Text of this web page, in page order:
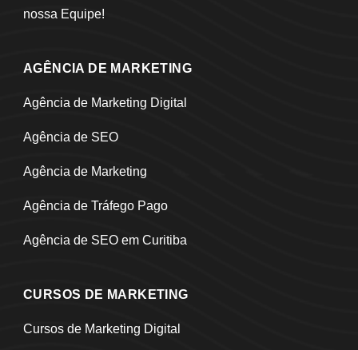
nossa Equipe!
AGÊNCIA DE MARKETING
Agência de Marketing Digital
Agência de SEO
Agência de Marketing
Agência de Tráfego Pago
Agência de SEO em Curitiba
CURSOS DE MARKETING
Cursos de Marketing Digital